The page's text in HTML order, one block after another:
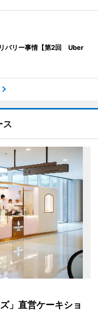
バリー事情【第2回 Uber
ス
」直営ケーキショ